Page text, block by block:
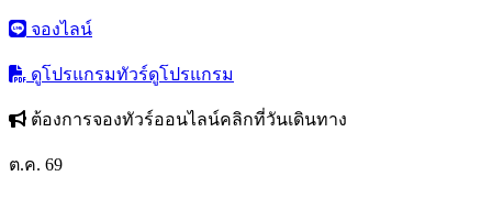
จองไลน์
ดูโปรแกรมทัวร์ดูโปรแกรม
ต้องการจองทัวร์ออนไลน์คลิกที่วันเดินทาง
ต.ค. 69